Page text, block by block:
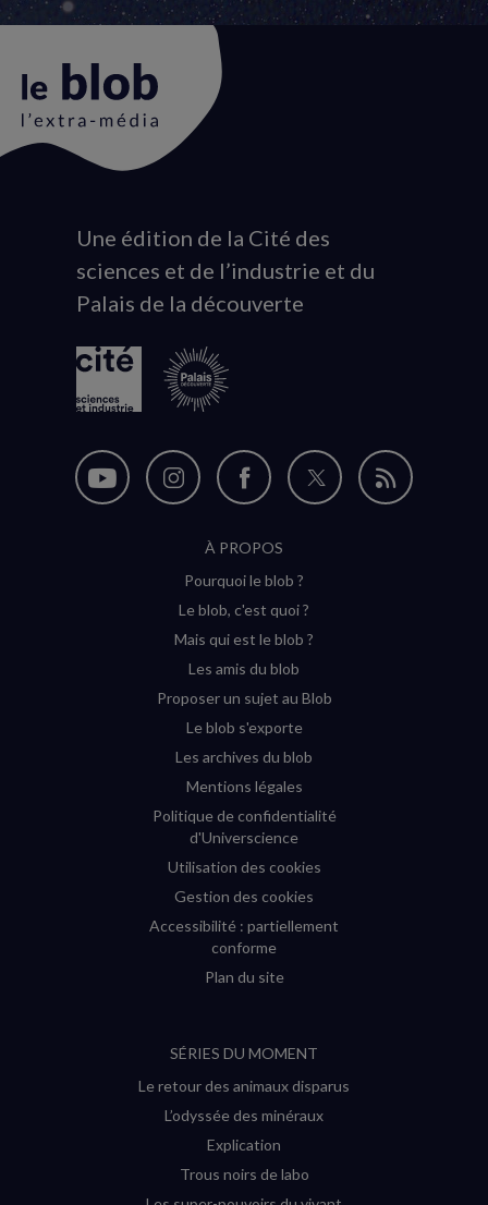
Animation
du
logo
Une édition de la Cité des
sciences et de l’industrie et du
Palais de la découverte
Nous
Nous
Instagram
(nouvelle
Nous
sur
Facebook
(nouvelle
Nous
Flux
À PROPOS
Pourquoi le blob ?
Le blob, c'est quoi ?
Mais qui est le blob ?
Les amis du blob
Proposer un sujet au Blob
Le blob s'exporte
Les archives du blob
Mentions légales
Politique de confidentialité
d'Universcience
Utilisation des cookies
Gestion des cookies
Accessibilité : partiellement
conforme
Plan du site
SÉRIES DU MOMENT
Le retour des animaux disparus
L’odyssée des minéraux
Explication
Trous noirs de labo